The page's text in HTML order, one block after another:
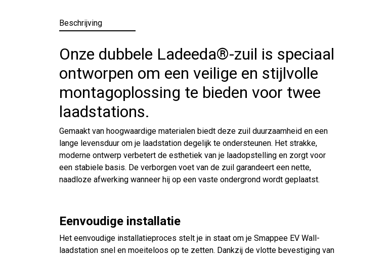
Beschrijving
Onze dubbele Ladeeda®-zuil is speciaal
ontworpen om een veilige en stijlvolle
montagoplossing te bieden voor twee
laadstations.
Gemaakt van hoogwaardige materialen biedt deze zuil duurzaamheid en een
lange levensduur om je laadstation degelijk te ondersteunen. Het strakke,
moderne ontwerp verbetert de esthetiek van je laadopstelling en zorgt voor
een stabiele basis. De verborgen voet van de zuil garandeert een nette,
naadloze afwerking wanneer hij op een vaste ondergrond wordt geplaatst.
Eenvoudige installatie
Het eenvoudige installatieproces stelt je in staat om je Smappee EV Wall-
laadstation snel en moeiteloos op te zetten. Dankzij de vlotte bevestiging van